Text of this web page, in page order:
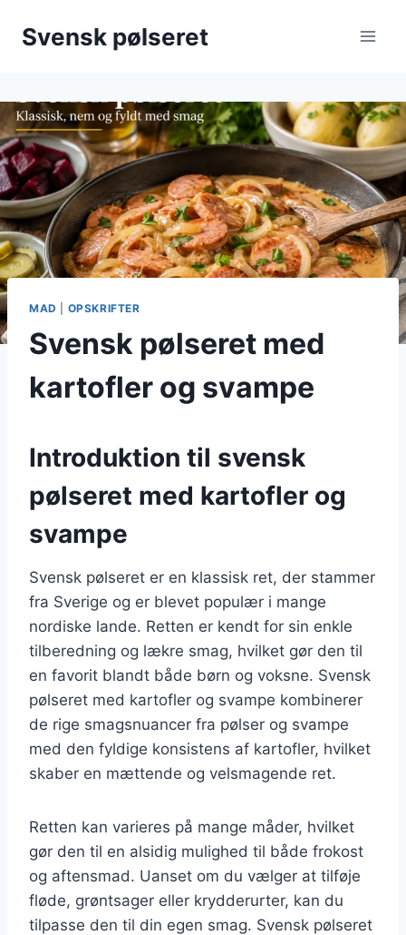
Svensk pølseret
MAD OPSKRIFTER
Svensk pølseret med
kartofler og svampe
Introduktion til svensk
pølseret med kartofler og
svampe
Svensk pølseret er en klassisk ret, der stammer
fra Sverige og er blevet populær i mange
nordiske lande. Retten er kendt for sin enkle
tilberedning og lækre smag, hvilket gør den til
en favorit blandt både børn og voksne. Svensk
pølseret med kartofler og svampe kombinerer
de rige smagsnuancer fra pølser og svampe
med den fyldige konsistens af kartofler, hvilket
skaber en mættende og velsmagende ret.
Retten kan varieres på mange måder, hvilket
gør den til en alsidig mulighed til både frokost
og aftensmad. Uanset om du vælger at tilføje
fløde, grøntsager eller krydderurter, kan du
tilpasse den til din egen smag. Svensk pølseret